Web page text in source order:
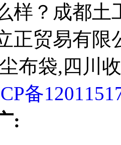
样？成都
正贸易有
布袋,四川
备
: